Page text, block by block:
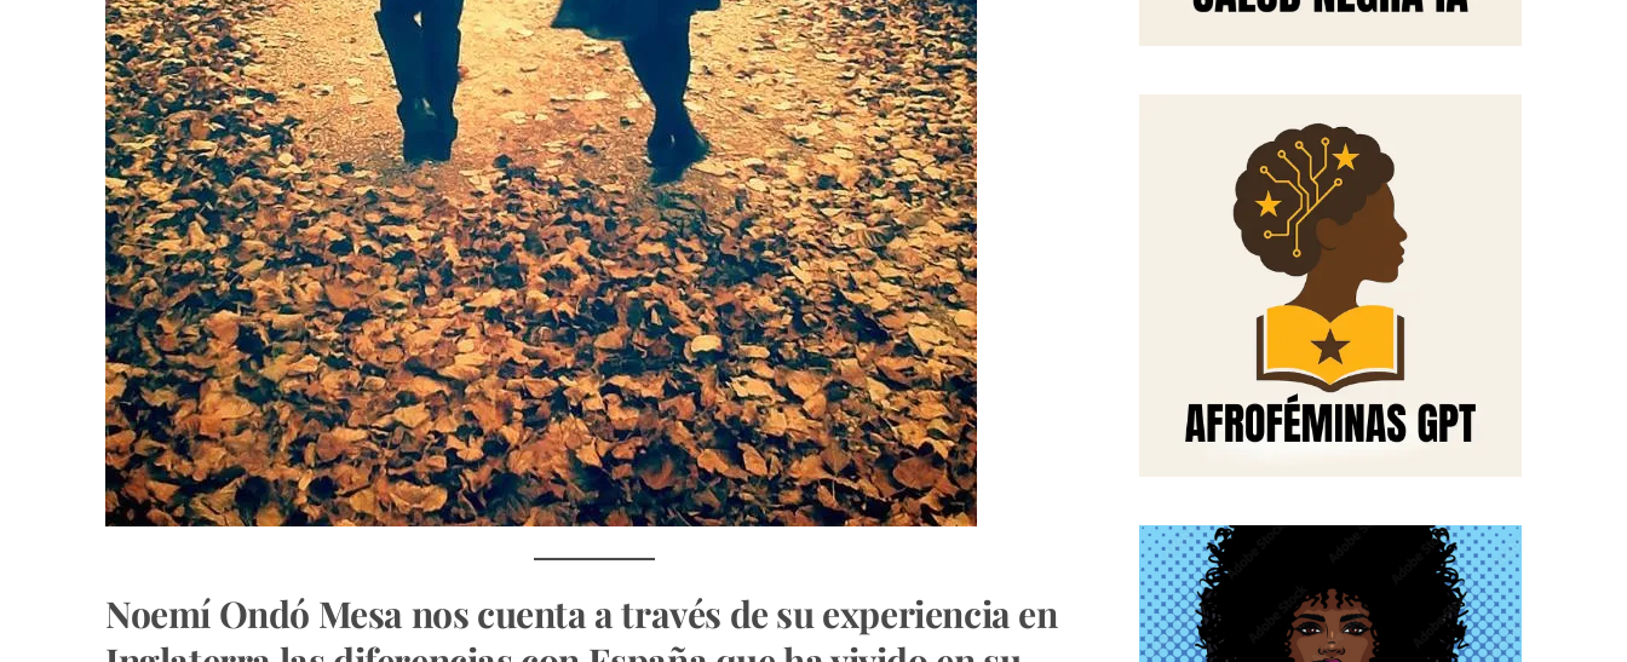
Noemí Ondó Mesa nos cuenta a través de su experiencia en